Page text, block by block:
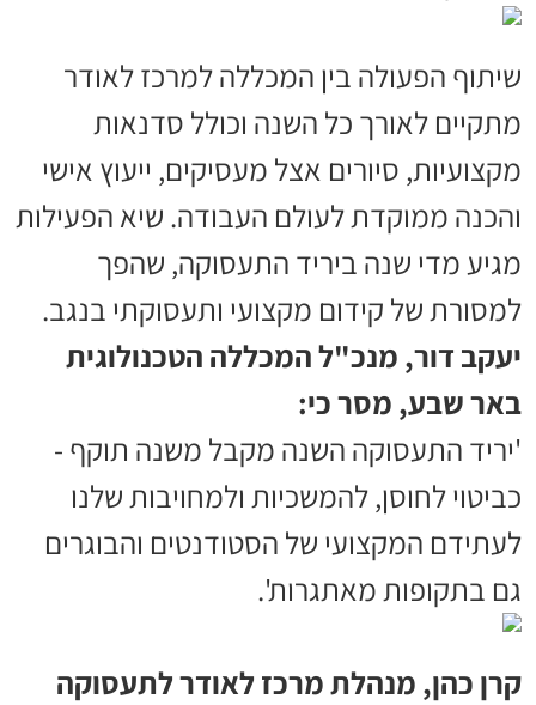
שיתוף הפעולה בין המכללה למרכז לאודר
מתקיים לאורך כל השנה וכולל סדנאות
מקצועיות, סיורים אצל מעסיקים, ייעוץ אישי
והכנה ממוקדת לעולם העבודה. שיא הפעילות
מגיע מדי שנה ביריד התעסוקה, שהפך
למסורת של קידום מקצועי ותעסוקתי בנגב.
יעקב דור, מנכ"ל המכללה הטכנולוגית
באר שבע, מסר כי:
'יריד התעסוקה השנה מקבל משנה תוקף -
כביטוי לחוסן, להמשכיות ולמחויבות שלנו
לעתידם המקצועי של הסטודנטים והבוגרים
גם בתקופות מאתגרות'.
קרן כהן, מנהלת מרכז לאודר לתעסוקה